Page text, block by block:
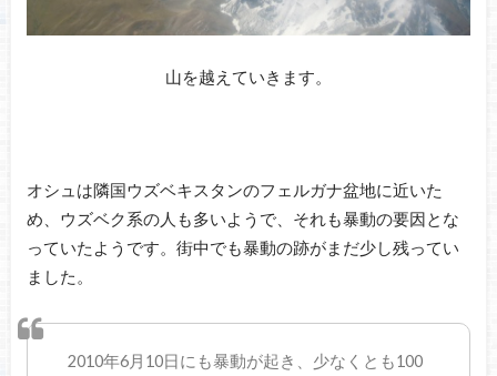
山を越えていきます。
オシュは隣国ウズベキスタンのフェルガナ盆地に近いた
め、ウズベク系の人も多いようで、それも暴動の要因とな
っていたようです。街中でも暴動の跡がまだ少し残ってい
ました。
2010年6月10日にも暴動が起き、少なくとも100